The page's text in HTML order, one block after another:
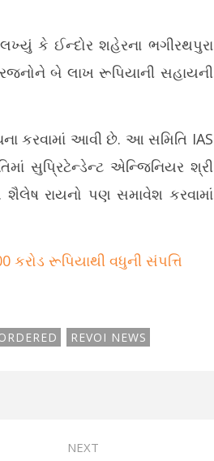
કે ઈન્દોર શહેરના ભગીરથપુરા
બે લાખ રૂપિયાની સહાયની
કરવામાં આવી છે. આ સમિતિ IAS
સુપ્રિટેન્ડેન્ટ એન્જિનિયર શ્રી
રાયનો પણ સમાવેશ કરવામાં
કરોડ રૂપિયાથી વધુની સંપત્તિ
REVOI NEWS
NEXT